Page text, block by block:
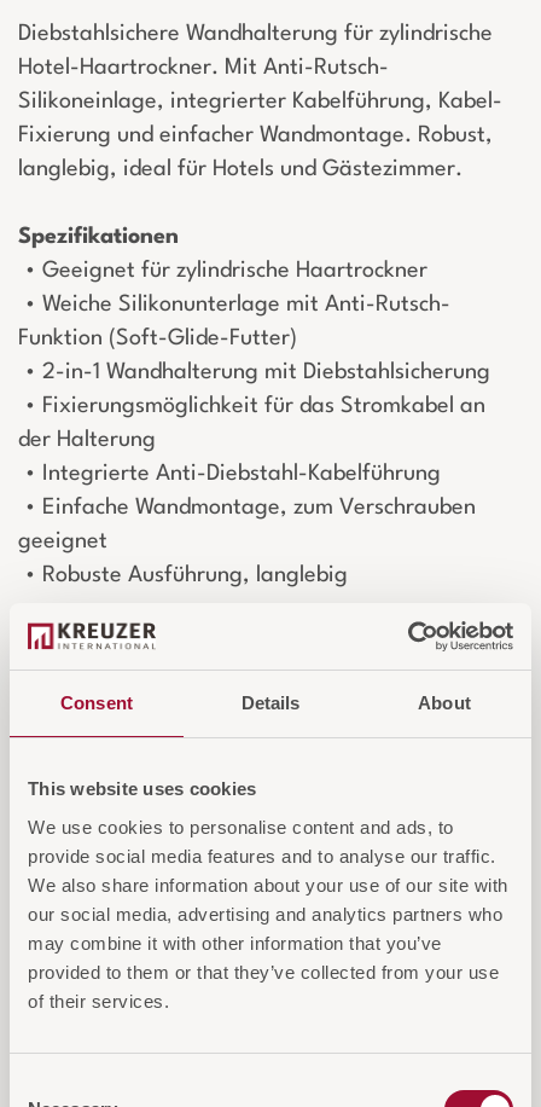
Consent Details About
This website uses cookies
We use cookies to personalise content and ads, to
provide social media features and to analyse our traffic.
We also share information about your use of our site with
our social media, advertising and analytics partners who
may combine it with other information that you’ve
provided to them or that they’ve collected from your use
of their services.
Diebstahlsichere Wandhalterung für zylindrische
Hotel-Haartrockner. Mit Anti-Rutsch-
Silikoneinlage, integrierter Kabelführung, Kabel-
Fixierung und einfacher Wandmontage. Robust,
langlebig, ideal für Hotels und Gästezimmer.
Spezifikationen
• Geeignet für zylindrische Haartrockner
• Weiche Silikonunterlage mit Anti-Rutsch-
Funktion (Soft-Glide-Futter)
• 2-in-1 Wandhalterung mit Diebstahlsicherung
• Fixierungsmöglichkeit für das Stromkabel an
der Halterung
• Integrierte Anti-Diebstahl-Kabelführung
• Einfache Wandmontage, zum Verschrauben
geeignet
• Robuste Ausführung, langlebig
Kompatibel mit
•Series-A Haartrocknern
Emsworth Zylinder Haartrocknern
•Ashford 1600W Haartrocknern
Login für Preise und Warenkorb
IN DEN WARENKORB
AUF DIE ANFRAGELISTE